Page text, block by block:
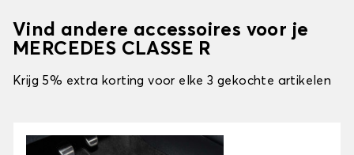
Vind andere accessoires voor je
MERCEDES CLASSE R
Krijg 5% extra korting voor elke 3 gekochte artikelen